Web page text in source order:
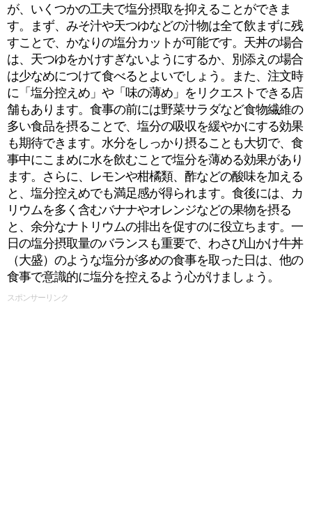
が、いくつかの工夫で塩分摂取を抑えることができま
す。まず、みそ汁や天つゆなどの汁物は全て飲まずに残
すことで、かなりの塩分カットが可能です。天丼の場合
は、天つゆをかけすぎないようにするか、別添えの場合
は少なめにつけて食べるとよいでしょう。また、注文時
に「塩分控えめ」や「味の薄め」をリクエストできる店
舗もあります。食事の前には野菜サラダなど食物繊維の
多い食品を摂ることで、塩分の吸収を緩やかにする効果
も期待できます。水分をしっかり摂ることも大切で、食
事中にこまめに水を飲むことで塩分を薄める効果があり
ます。さらに、レモンや柑橘類、酢などの酸味を加える
と、塩分控えめでも満足感が得られます。食後には、カ
リウムを多く含むバナナやオレンジなどの果物を摂る
と、余分なナトリウムの排出を促すのに役立ちます。一
日の塩分摂取量のバランスも重要で、わさび山かけ牛丼
（大盛）のような塩分が多めの食事を取った日は、他の
食事で意識的に塩分を控えるよう心がけましょう。
スポンサーリンク